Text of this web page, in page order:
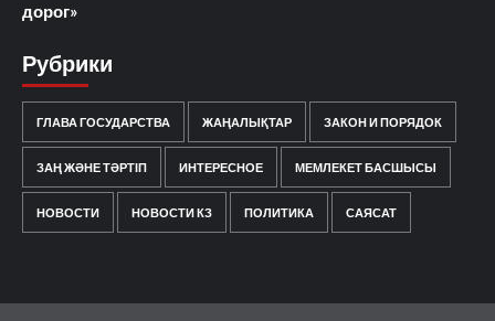
дорог»
Рубрики
ГЛАВА ГОСУДАРСТВА ЖАҢАЛЫҚТАР ЗАКОН И ПОРЯДОК
ЗАҢ ЖӘНЕ ТӘРТІП ИНТЕРЕСНОЕ МЕМЛЕКЕТ БАСШЫСЫ
НОВОСТИ НОВОСТИ КЗ ПОЛИТИКА САЯСАТ